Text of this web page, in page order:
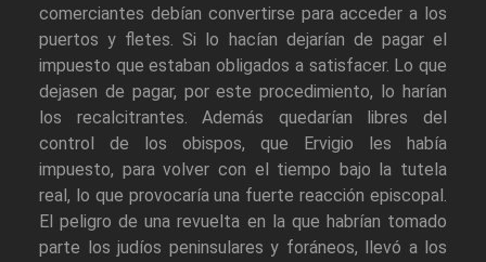
comerciantes debían convertirse para acceder a los
puertos y fletes. Si lo hacían dejarían de pagar el
impuesto que estaban obligados a satisfacer. Lo que
dejasen de pagar, por este procedimiento, lo harían
los recalcitrantes. Además quedarían libres del
control de los obispos, que Ervigio les había
impuesto, para volver con el tiempo bajo la tutela
real, lo que provocaría una fuerte reacción episcopal.
El peligro de una revuelta en la que habrían tomado
parte los judíos peninsulares y foráneos, llevó a los